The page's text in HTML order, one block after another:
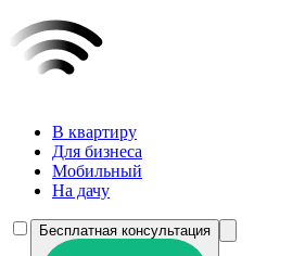
В квартиру
Для бизнеса
Мобильный
На дачу
Бесплатная консультация